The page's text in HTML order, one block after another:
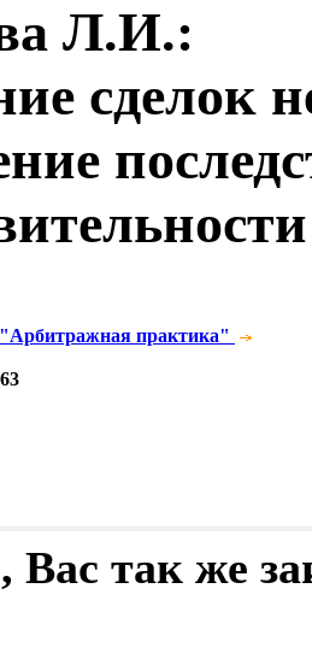
Л.И.:
сделок
практика"
Вас так же